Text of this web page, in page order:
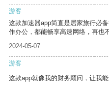
游客
这款加速器app简直是居家旅行必
作办公，都能畅享高速网络，再也
2024-05-07
游客
这款app就像我的财务顾问，让我能